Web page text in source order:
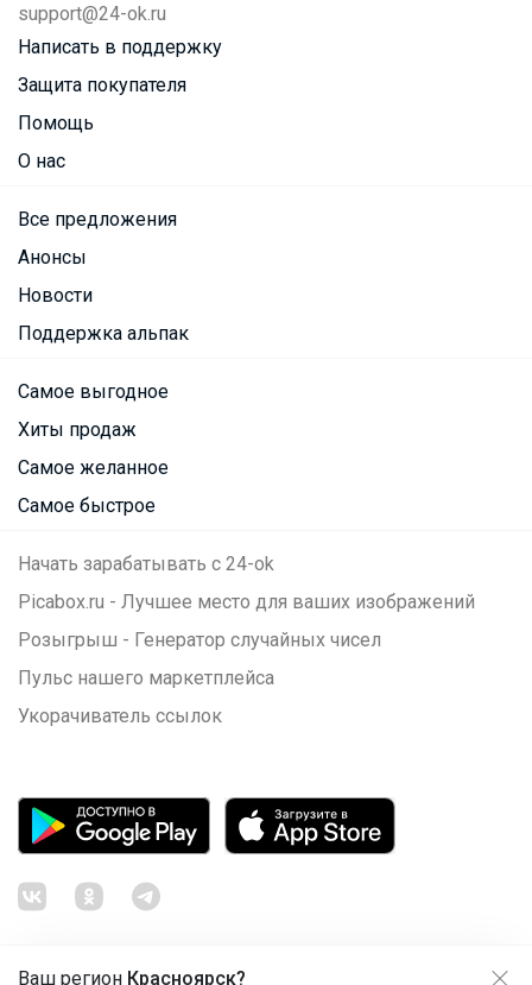
Ваш регион Красноярск?
support@24-ok.ru
Написать в поддержку
Защита покупателя
Помощь
О нас
Все предложения
Анонсы
Новости
Поддержка альпак
Самое выгодное
Хиты продаж
Самое желанное
Самое быстрое
Начать зарабатывать с 24-ok
Picabox.ru - Лучшее место для ваших изображений
Розыгрыш - Генератор случайных чисел
Пульс нашего маркетплейса
Укорачиватель ссылок
Продолжая использовать этот сайт и нажимая кнопку